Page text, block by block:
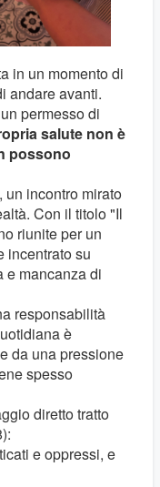
in un momento di
andare avanti.
permesso di
salute non è
possono
incontro mirato
Con il titolo "Il
riunite per un
incentrato su
e mancanza di
responsabilità
è
da una pressione
spesso
diretto tratto
e oppressi, e